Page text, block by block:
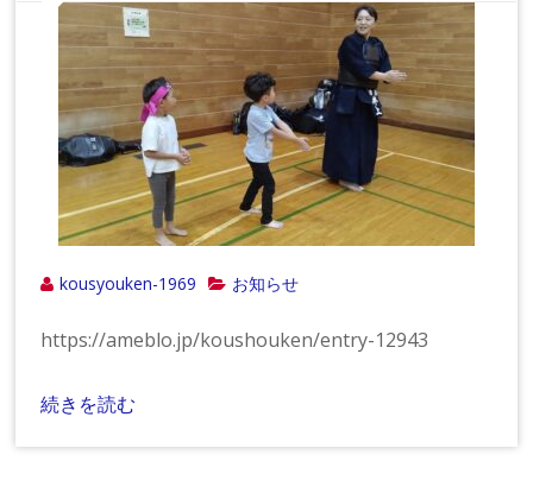
kousyouken-1969 お知らせ
https://ameblo.jp/koushouken/entry-12943
続きを読む